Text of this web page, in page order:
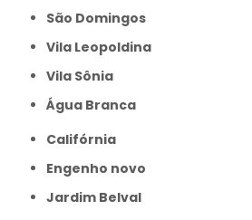
São Domingos
Vila Leopoldina
Vila Sônia
Água Branca
Califórnia
Engenho novo
Jardim Belval